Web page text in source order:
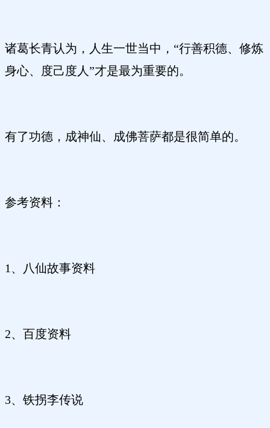
诸葛长青认为，人生一世当中，“行善积德、修炼
身心、度己度人”才是最为重要的。
有了功德，成神仙、成佛菩萨都是很简单的。
参考资料：
1、八仙故事资料
2、百度资料
3、铁拐李传说